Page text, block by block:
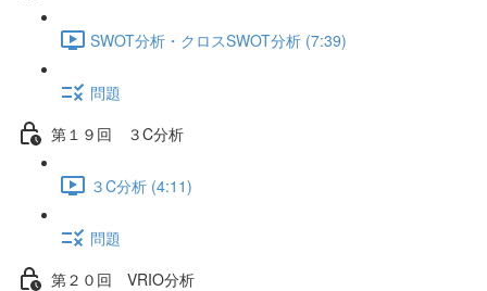
SWOT分析・クロスSWOT分析 (7:39)
問題
第１９回 ３C分析
３C分析 (4:11)
問題
第２０回 VRIO分析